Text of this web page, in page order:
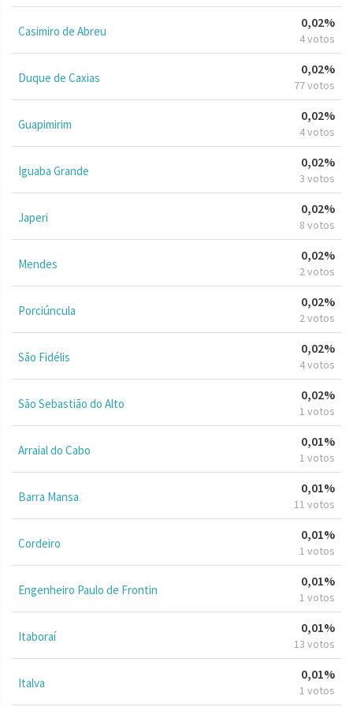
Casimiro de Abreu
0,02%
4 votos
Duque de Caxias
0,02%
77 votos
Guapimirim
0,02%
4 votos
Iguaba Grande
0,02%
3 votos
Japeri
0,02%
8 votos
Mendes
0,02%
2 votos
Porciúncula
0,02%
2 votos
São Fidélis
0,02%
4 votos
São Sebastião do Alto
0,02%
1 votos
Arraial do Cabo
0,01%
1 votos
Barra Mansa
0,01%
11 votos
Cordeiro
0,01%
1 votos
Engenheiro Paulo de Frontin
0,01%
1 votos
Itaboraí
0,01%
13 votos
Italva
0,01%
1 votos